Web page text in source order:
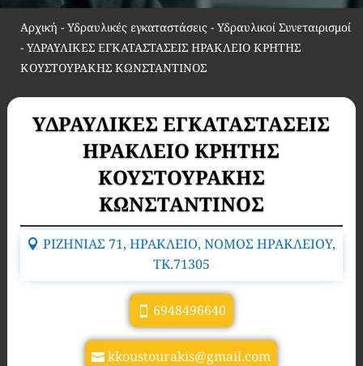
Αρχική - Υδραυλικές εγκαταστάσεις - Υδραυλικοί Συνεταιρισμοί
- ΥΔΡΑΥΛΙΚΕΣ ΕΓΚΑΤΑΣΤΑΣΕΙΣ ΗΡΑΚΛΕΙΟ ΚΡΗΤΗΣ
ΚΟΥΣΤΟΥΡΑΚΗΣ ΚΩΝΣΤΑΝΤΙΝΟΣ
ΥΔΡΑΥΛΙΚΕΣ ΕΓΚΑΤΑΣΤΑΣΕΙΣ
ΗΡΑΚΛΕΙΟ ΚΡΗΤΗΣ
ΚΟΥΣΤΟΥΡΑΚΗΣ
ΚΩΝΣΤΑΝΤΙΝΟΣ
ΡΙΖΗΝΙΑΣ 71, ΗΡΑΚΛΕΙΟ, ΝΟΜΟΣ ΗΡΑΚΛΕΙΟΥ,
TK.71305
6948496640
kkoustourakis@gmail.com